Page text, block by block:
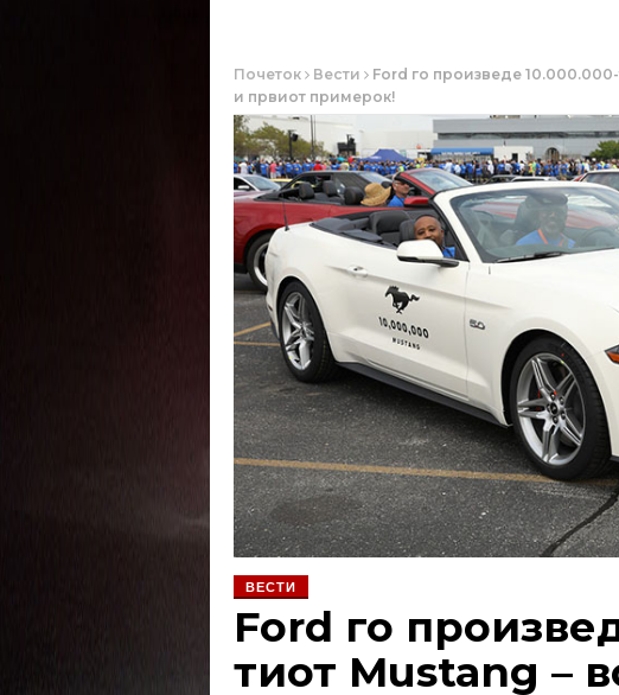
Почеток Вести
Ford го произведе
и првиот примерок!
ВЕСТИ
Ford го
тиот Mustang –